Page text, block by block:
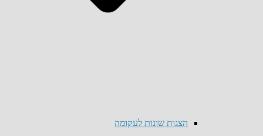
הצגות שונות לעקומה